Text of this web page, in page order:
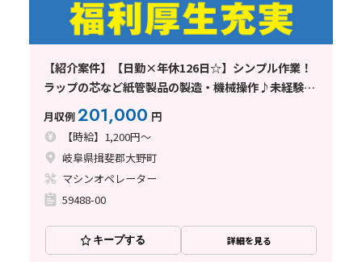
【紹介案件】【日勤×年休126日☆】シンプル作業！
ラップの芯など紙管製品の製造・機械操作♪未経験歓
月収例201,000 円
【時給】1,200円～
岐阜県揖斐郡大野町
マシンオペレーター
59488-00
キープする 詳細を見る